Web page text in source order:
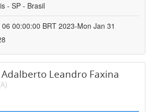
- SP - Brasil
00:00:00 BRT 2023-Mon Jan 31
Adalberto Leandro Faxina